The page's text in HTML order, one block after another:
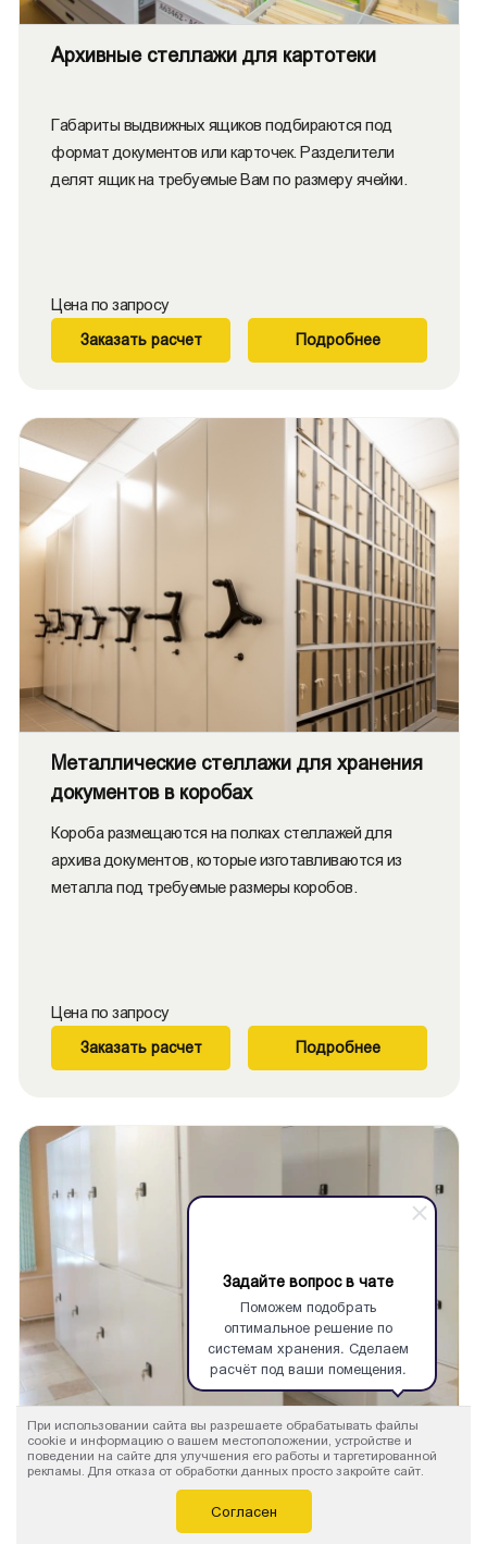
Задайте вопрос в чате
Поможем подобрать
оптимальное решение по
системам хранения. Сделаем
расчёт под ваши помещения.
Архивные стеллажи для картотеки
Габариты выдвижных ящиков подбираются под
формат документов или карточек. Разделители
делят ящик на требуемые Вам по размеру ячейки.
Цена по запросу
Заказать расчет Подробнее
Металлические стеллажи для хранения
документов в коробах
Короба размещаются на полках стеллажей для
архива документов, которые изготавливаются из
металла под требуемые размеры коробов.
Цена по запросу
Заказать расчет Подробнее
Металлические стеллажи с дверцами и
При использовании сайта вы разрешаете обрабатывать файлы
cookie и информацию о вашем местоположении, устройстве и
поведении на сайте для улучшения его работы и таргетированной
рекламы. Для отказа от обработки данных просто закройте сайт.
Согласен